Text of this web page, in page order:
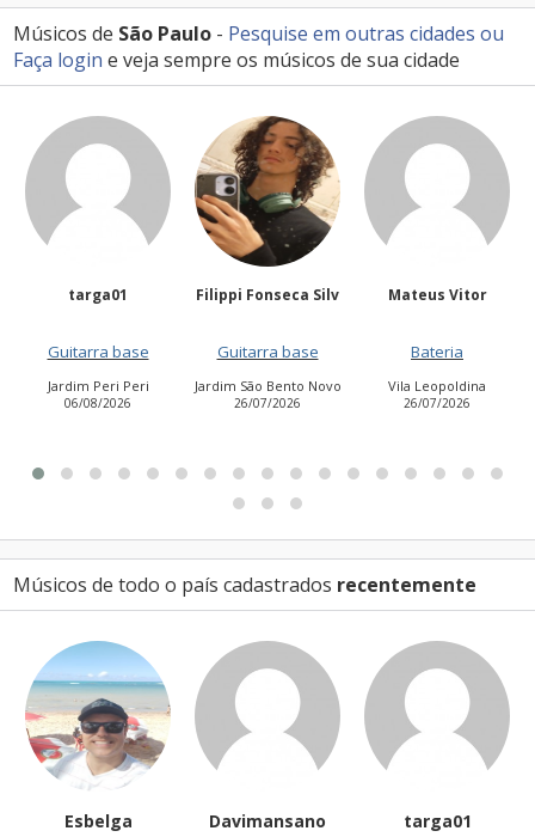
Músicos de São Paulo - Pesquise em outras cidades ou
Faça login e veja sempre os músicos de sua cidade
Filippi Fonseca Silv
Guitarra base
Jardim São Bento Novo
26/07/2026
Mateus Vitor
Bateria
Vila Leopoldina
26/07/2026
Anailuj Avlis
Vocalista - Baixo
Jardim Aurora (Zona
Leste)
Músicos de todo o país cadastrados recentemente
Davimansano targa01 CleiseSouza